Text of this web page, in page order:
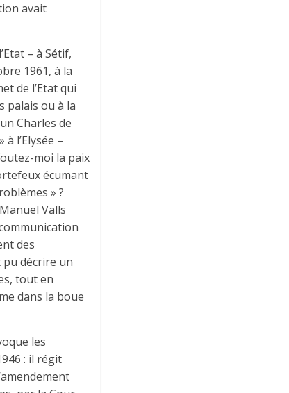
avait
– à Sétif,
1961, à la
de l’Etat qui
palais ou à la
Charles de
l’Elysée –
moi la paix
écumant
» ?
Valls
des
pu décrire un
tout en
dans la boue
les
: il régit